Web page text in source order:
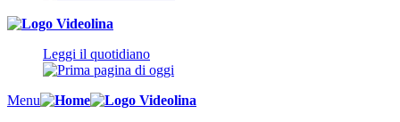
Leggi il quotidiano
Menu